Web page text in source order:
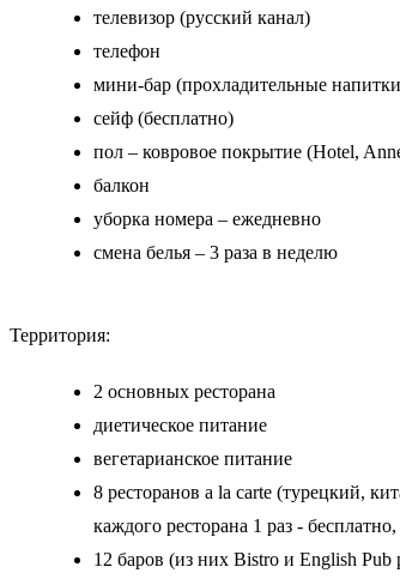
телевизор (русский канал)
телефон
мини-бар (прохладительные
сейф (бесплатно)
пол – ковровое покрытие (Hotel,
балкон
уборка номера – ежедневно
смена белья – 3 раза в неделю
Территория:
2 основных ресторана
диетическое питание
вегетарианское питание
8 ресторанов a la carte (турецкий,
каждого ресторана 1 раз -
12 баров (из них Bistro и English Pub